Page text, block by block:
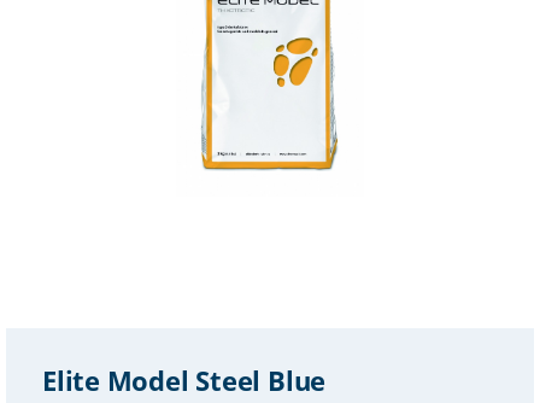
Elite Model Steel Blue